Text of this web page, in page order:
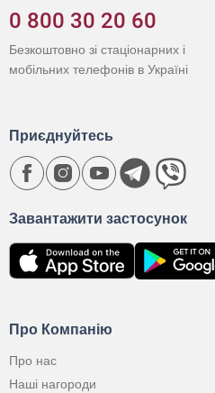
0 800 30 20 60
Безкоштовно зі стаціонарних і
мобільних телефонів в Україні
Про Компанію
Про нас
Наші нагороди
Завантажити застосунок
Приєднуйтесь